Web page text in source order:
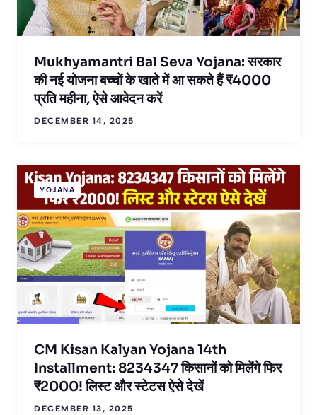
Mukhyamantri Bal Seva Yojana: सरकार
की नई योजना बच्चों के खाते में आ सकते हैं ₹4000
प्रति महीना, ऐसे आवेदन करें
DECEMBER 14, 2025
YOJANA
CM Kisan Kalyan Yojana 14th
Installment: 8234347 किसानों को मिलेंगे फिर
₹2000! लिस्ट और स्टेटस ऐसे देखें
DECEMBER 13, 2025